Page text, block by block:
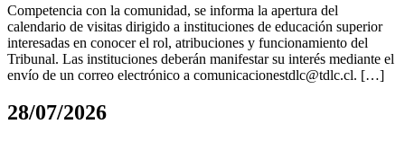
Competencia con la comunidad, se informa la apertura del
calendario de visitas dirigido a instituciones de educación superior
interesadas en conocer el rol, atribuciones y funcionamiento del
Tribunal. Las instituciones deberán manifestar su interés mediante el
envío de un correo electrónico a comunicacionestdlc@tdlc.cl. […]
28/07/2026